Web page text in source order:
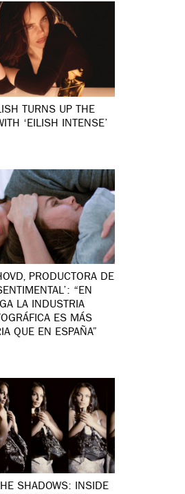
TURNS UP THE
‘EILISH INTENSE’
PRODUCTORA DE
“EN
LA INDUSTRIA
ES MÁS
QUE EN ESPAÑA”
SHADOWS: INSIDE